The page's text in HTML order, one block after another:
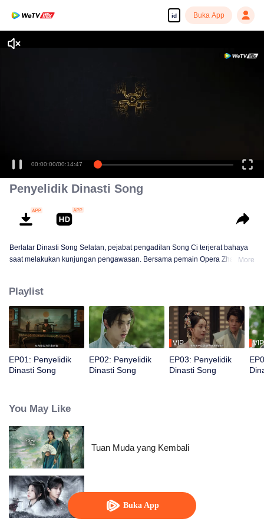
id Buka App
Buka App
Tonton dengan kualitas tinggi dan lancar
00:00:00/00:14:47
Penyelidik Dinasti Song
Berlatar Dinasti Song Selatan, pejabat pengadilan Song Ci terjerat bahaya
saat melakukan kunjungan pengawasan. Bersama pemain Opera Zhao
forensik untuk menegakkan keadilan.
More
Playlist
EP01: Penyelidik
Dinasti Song
EP02: Penyelidik
Dinasti Song
VIP
EP03: Penyelidik
Dinasti Song
VIP
You May Like
Tuan Muda yang Kembali